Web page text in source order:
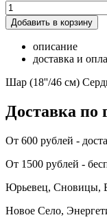
Добавить в корзину
описание
доставка и
Шар (18''/46 см)
Доставка по
От 600 рублей -
От 1500 рублей -
Юрьевец, Сновицы,
Новое Село,